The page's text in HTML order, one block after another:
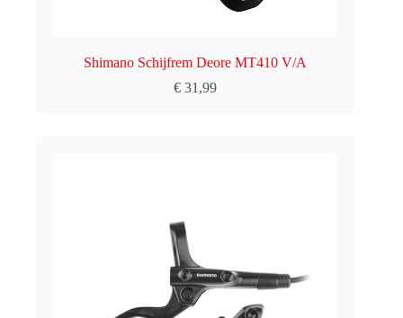
Shimano Schijfrem Deore MT410 V/A
€ 31,99